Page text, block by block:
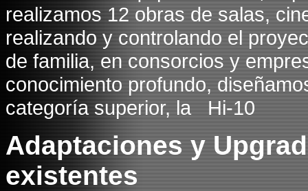
realizamos 12 obras de salas,
realizando y controlando el
de familia, en consorcios y
conocimiento profundo,
categoría superior, la Hi-10
Adaptaciones y
existentes